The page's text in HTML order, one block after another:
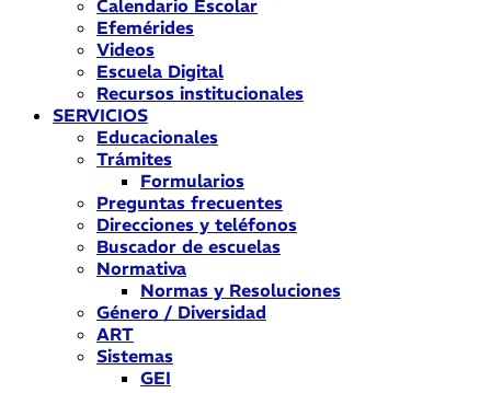
Calendario Escolar
Efemérides
Videos
Escuela Digital
Recursos institucionales
SERVICIOS
Educacionales
Trámites
Formularios
Preguntas frecuentes
Direcciones y teléfonos
Buscador de escuelas
Normativa
Normas y Resoluciones
Género / Diversidad
ART
Sistemas
GEI